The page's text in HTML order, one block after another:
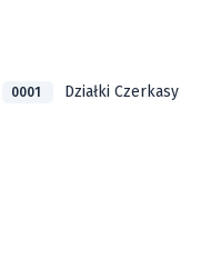
0001 Działki Czerkasy